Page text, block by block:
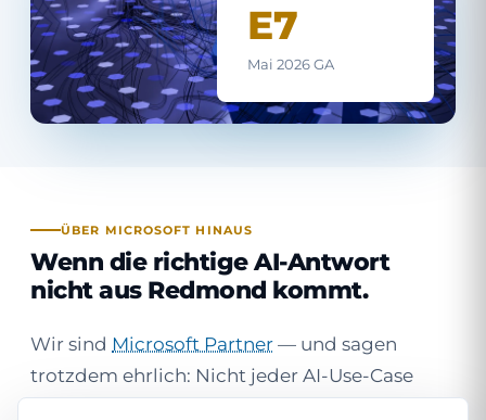
E7
Mai 2026 GA
ÜBER MICROSOFT HINAUS
Wenn die richtige AI-Antwort
nicht aus Redmond kommt.
Wir sind Microsoft Partner — und sagen
trotzdem ehrlich: Nicht jeder AI-Use-Case